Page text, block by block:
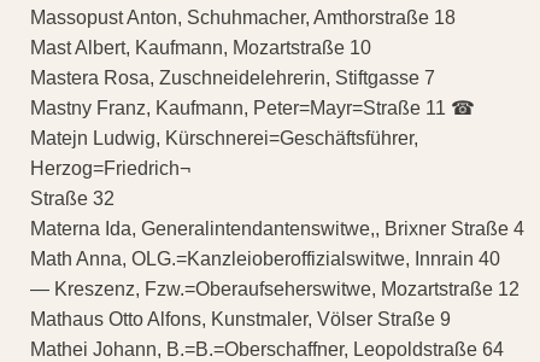
Massopust Anton, Schuhmacher, Amthorstraße 18
Mast Albert, Kaufmann, Mozartstraße 10
Mastera Rosa, Zuschneidelehrerin, Stiftgasse 7
Mastny Franz, Kaufmann, Peter=Mayr=Straße 11 ☎
Matejn Ludwig, Kürschnerei=Geschäftsführer,
Herzog=Friedrich¬
Straße 32
Materna Ida, Generalintendantenswitwe,, Brixner Straße 4
Math Anna, OLG.=Kanzleioberoffizialswitwe, Innrain 40
— Kreszenz, Fzw.=Oberaufseherswitwe, Mozartstraße 12
Mathaus Otto Alfons, Kunstmaler, Völser Straße 9
Mathei Johann, B.=B.=Oberschaffner, Leopoldstraße 64